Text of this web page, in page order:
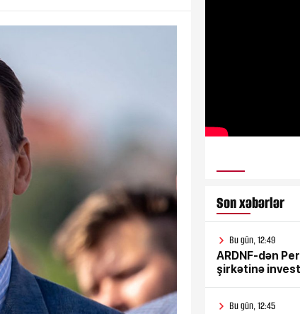
Son xəbərlər
Bu gün, 12:49
ARDNF-dən
şirkətinə
Bu gün, 12:45